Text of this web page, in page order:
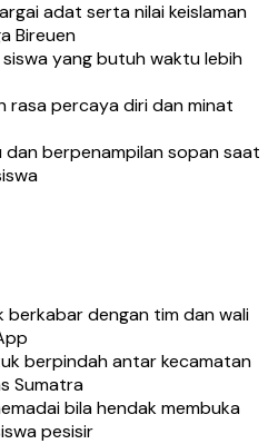
adat serta nilai keislaman
Bireuen
yang butuh waktu lebih
rasa percaya diri dan minat
dan berpenampilan sopan saat
berkabar dengan tim dan wali
berpindah antar kecamatan
Sumatra
bila hendak membuka
pesisir